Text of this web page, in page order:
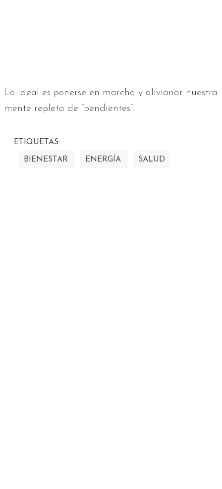
Lo ideal es ponerse en marcha y alivianar nuestra
mente repleta de “pendientes”.
ETIQUETAS:
BIENESTAR ENERGÍA SALUD